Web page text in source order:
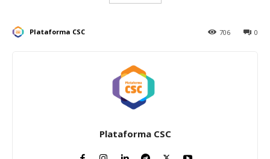
Plataforma CSC 0
706
Plataforma CSC